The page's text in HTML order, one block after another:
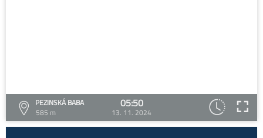
PEZINSKÁ BABA
585 m
05:50
13. 11. 2024